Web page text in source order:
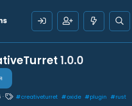
1.0.0
Т#creativeturret #oxide #plugin #rust